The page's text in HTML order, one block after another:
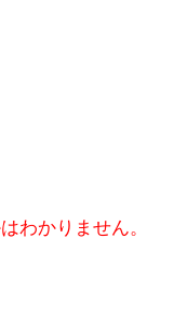
わかりません。